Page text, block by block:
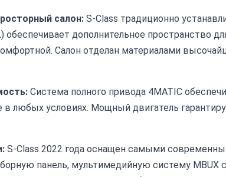
салон: S-Class традиционно
обеспечивает дополнительное пространство
Салон отделан материалами
Система полного привода 4MATIC
в любых условиях. Мощный двигатель
S-Class 2022 года оснащен самыми
панель, мультимедийную систему MBUX